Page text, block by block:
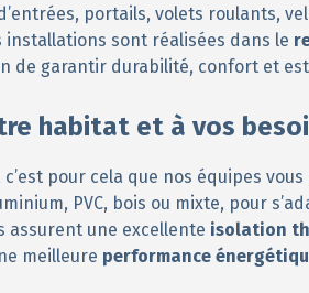
portails, volets roulants,
sont réalisées dans le
de garantir durabilité, confort et
habitat et à vos
pour cela que nos équipes
PVC, bois ou mixte, pour
assurent une excellente isolation
meilleure performance